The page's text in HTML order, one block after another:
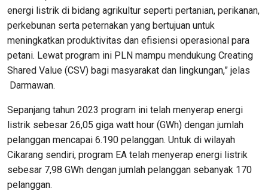
energi listrik di bidang agrikultur seperti pertanian, perikanan,
perkebunan serta peternakan yang bertujuan untuk
meningkatkan produktivitas dan efisiensi operasional para
petani. Lewat program ini PLN mampu mendukung Creating
Shared Value (CSV) bagi masyarakat dan lingkungan,” jelas
Darmawan.
Sepanjang tahun 2023 program ini telah menyerap energi
listrik sebesar 26,05 giga watt hour (GWh) dengan jumlah
pelanggan mencapai 6.190 pelanggan. Untuk di wilayah
Cikarang sendiri, program EA telah menyerap energi listrik
sebesar 7,98 GWh dengan jumlah pelanggan sebanyak 170
pelanggan.